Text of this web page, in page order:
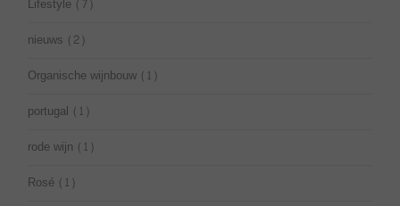
Lifestyle (7)
nieuws (2)
Organische wijnbouw (1)
portugal (1)
rode wijn (1)
Rosé (1)